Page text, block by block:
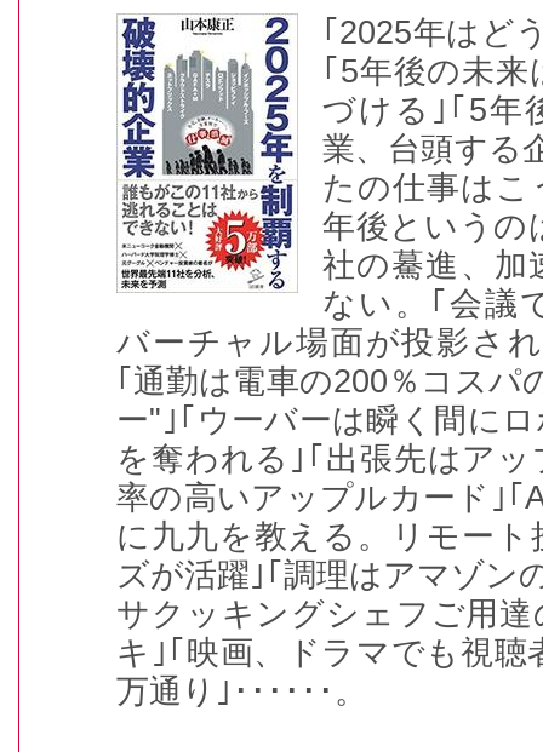
｢2025年はど
｢5年後の未
づける｣｢5年
業、台頭する
たの仕事は
年後というの
社の驀進、加
ない。｢会議
バーチャル場面が投影さ
｢通勤は電車の200％コスパ
ー"｣｢ウーバーは瞬く間に
を奪われる｣｢出張先はア
率の高いアップルカード｣｢
に九九を教える。リモー
ズが活躍｣｢調理はアマゾン
サクッキングシェフご用
キ｣｢映画、ドラマでも視聴
万通り｣･･････。